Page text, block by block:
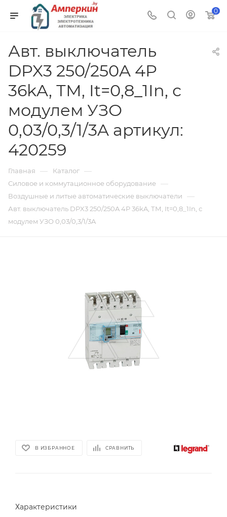
0
Авт. выключатель
DPX3 250/250A 4P
36kA, ТМ, It=0,8_1In, с
модулем УЗО
0,03/0,3/1/3A артикул:
420259
Главная — Каталог —
Силовое и коммутационное оборудование —
Воздушные и литые автоматические выключатели —
Авт. выключатель DPX3 250/250A 4P 36kA, ТМ, It=0,8_1In, с
модулем УЗО 0,03/0,3/1/3A
В ИЗБРАННОЕ СРАВНИТЬ
Характеристики